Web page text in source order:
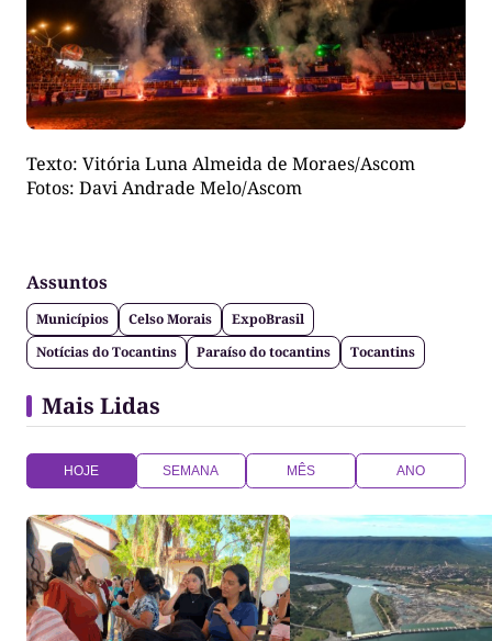
Texto: Vitória Luna Almeida de Moraes/Ascom
Fotos: Davi Andrade Melo/Ascom
Assuntos
Municípios Celso Morais
ExpoBrasil
Notícias do Tocantins
Paraíso do tocantins Tocantins
Mais Lidas
HOJE SEMANA MÊS ANO